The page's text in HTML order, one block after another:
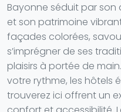
Bayonne séduit par
et son patrimoine
façades colorées,
s’imprégner de ses
plaisirs à portée de
votre rythme, les hôtels
trouverez ici offrent un